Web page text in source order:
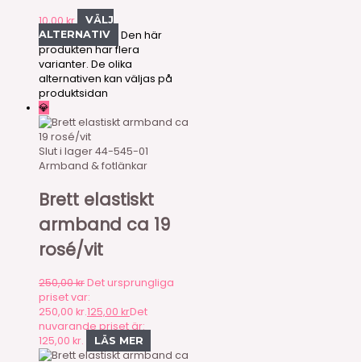
10,00kr
VÄLJ
ALTERNATIV
Den här
produkten har flera
varianter. De olika
alternativen kan väljas på
produktsidan
💎
Slut i lager44-545-01
Armband & fotlänkar
Brett elastiskt
armband ca 19
rosé/vit
250,00krDet ursprungliga
priset var:
250,00 kr.125,00 krDet
nuvarande priset är:
125,00 kr.
LÄS MER